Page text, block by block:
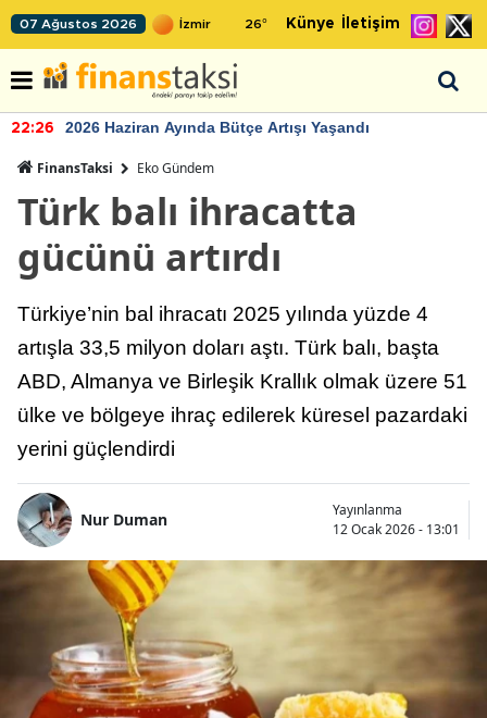
07 Ağustos 2026 26° Künye İletişim
22:26 2026 Haziran Ayında Bütçe Artışı Yaşandı
FinansTaksi Eko Gündem
Türk balı ihracatta
gücünü artırdı
Türkiye’nin bal ihracatı 2025 yılında yüzde 4
artışla 33,5 milyon doları aştı. Türk balı, başta
ABD, Almanya ve Birleşik Krallık olmak üzere 51
ülke ve bölgeye ihraç edilerek küresel pazardaki
yerini güçlendirdi
Nur Duman
Yayınlanma
12 Ocak 2026 - 13:01